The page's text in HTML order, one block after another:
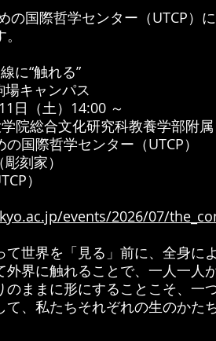
の国際哲学センター（UTCP）
に“触れる”
キャンパス
日（土）14:00 ～
院総合文化研究科教養学部附属
哲学センター（UTCP）
刻家）
）
events/2026/07/
て世界を「見る」前に、全身に
外界に触れることで、一人一人
のままに形にすることこそ、一
て、私たちそれぞれの生のかた